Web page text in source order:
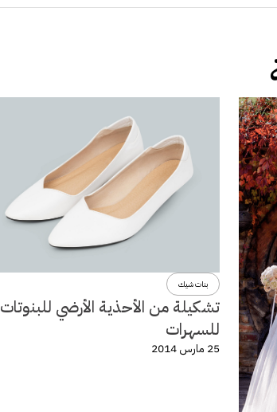
بنات شيك
تشكيلة من الأحذية الأرضي للبنوتات
للسهرات
25 مارس 2014